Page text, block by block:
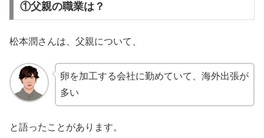
①父親の職業は？
松本潤さんは、父親について、
卵を加工する会社に勤めていて、海外出張が
多い
と語ったことがあります。